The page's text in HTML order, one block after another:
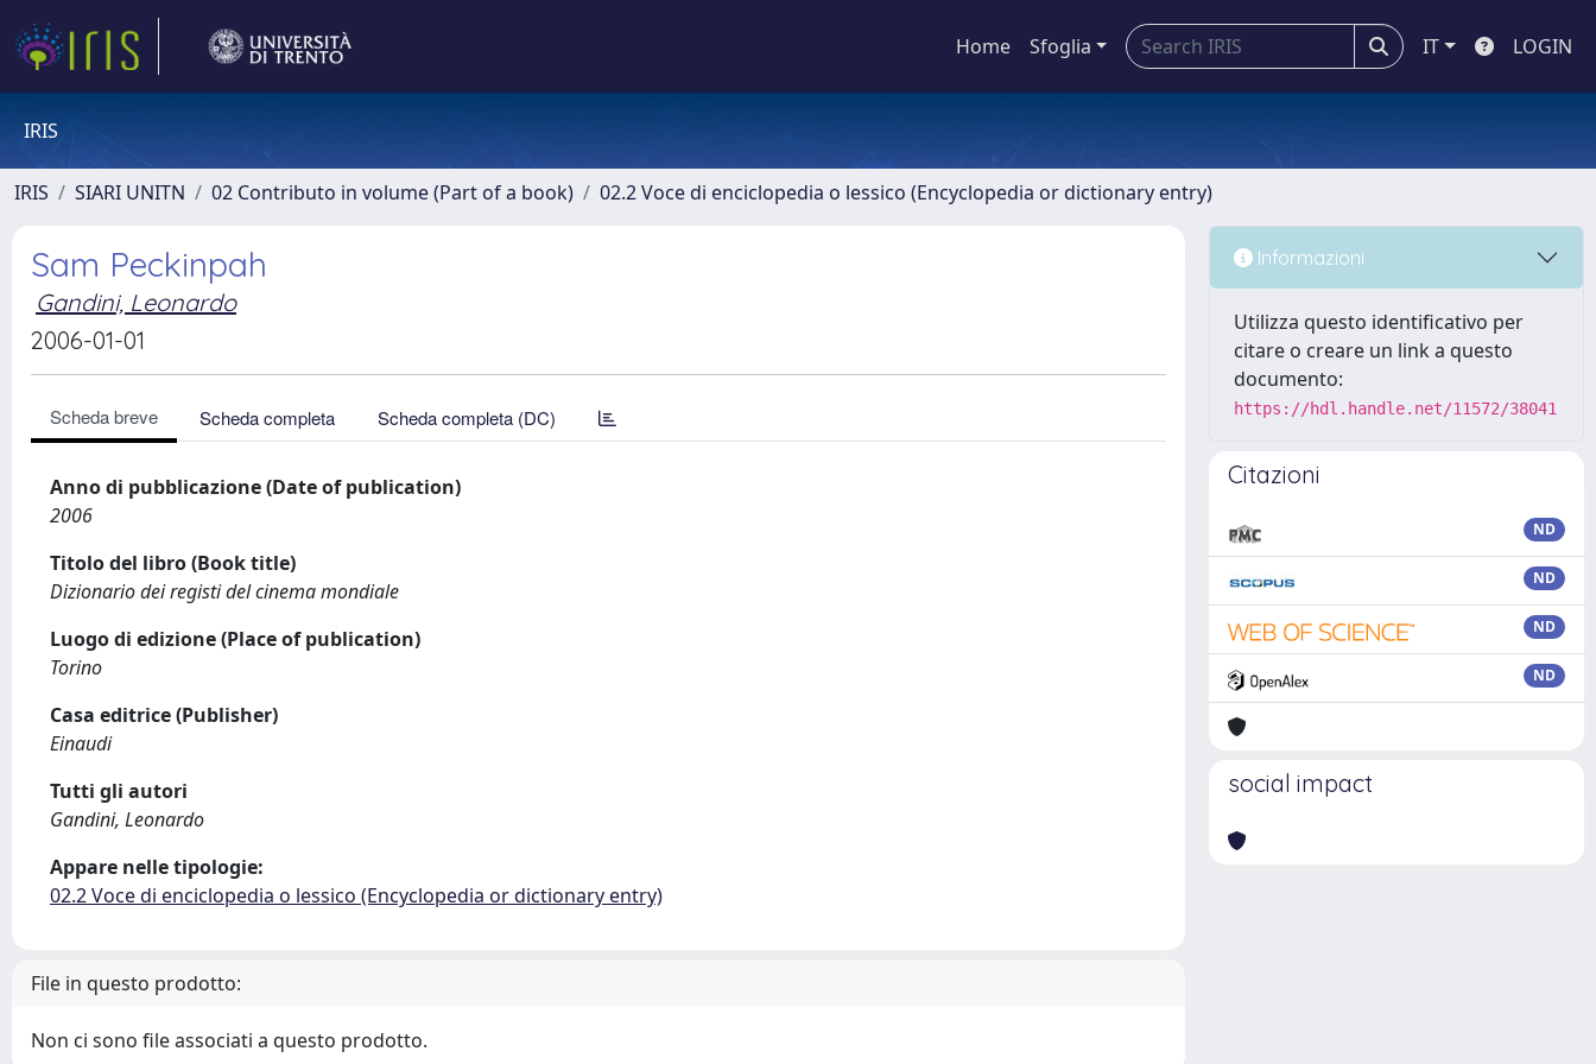
Home Sfoglia IT LOGIN
IRIS
IRIS SIARI UNITN 02 Contributo in volume (Part of a book) 02.2 Voce di enciclopedia o lessico (Encyclopedia or dictionary entry)
Sam Peckinpah
Gandini, Leonardo
2006-01-01
Scheda breve Scheda completa Scheda completa (DC)
Anno di pubblicazione (Date of publication)
2006
Titolo del libro (Book title)
Dizionario dei registi del cinema mondiale
Luogo di edizione (Place of publication)
Torino
Casa editrice (Publisher)
Einaudi
Tutti gli autori
Gandini, Leonardo
Appare nelle tipologie:
02.2 Voce di enciclopedia o lessico (Encyclopedia or dictionary entry)
File in questo prodotto:
Non ci sono file associati a questo prodotto.
Informazioni
Utilizza questo identificativo per
citare o creare un link a questo
documento:
https://hdl.handle.net/11572/38041
Citazioni
ND
ND
ND
ND
social impact